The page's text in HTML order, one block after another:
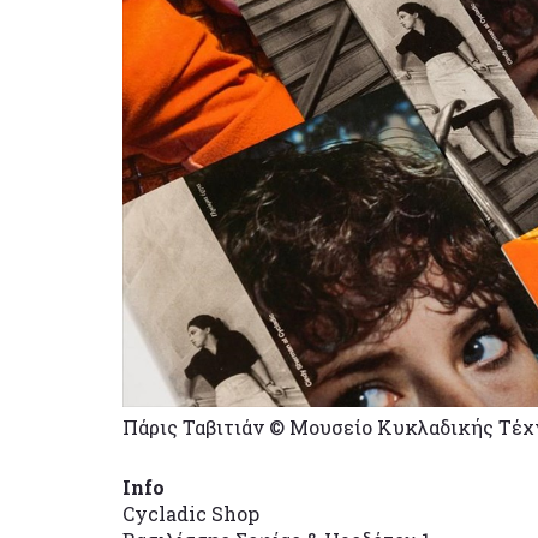
Πάρις Ταβιτιάν © Μουσείο Κυκλαδικής
Info
Cycladic Shop